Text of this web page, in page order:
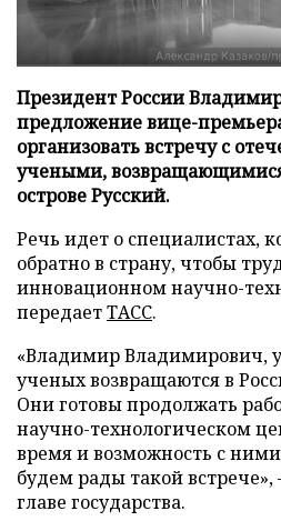
Президент России
предложение вице-
организовать встречу с
учеными,
острове Русский.
Речь идет о специалистах,
обратно в страну, чтобы
инновационном научно-
передаетТАСС.
«Владимир Владимирович,
ученых возвращаются в
Они готовы продолжать
научно-технологическом
время и возможность с ними
будем рады такой встрече»,
главе государства.